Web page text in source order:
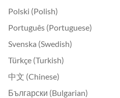
Polski (Polish)
Português (Portuguese)
Svenska (Swedish)
Türkçe (Turkish)
中文 (Chinese)
Български (Bulgarian)